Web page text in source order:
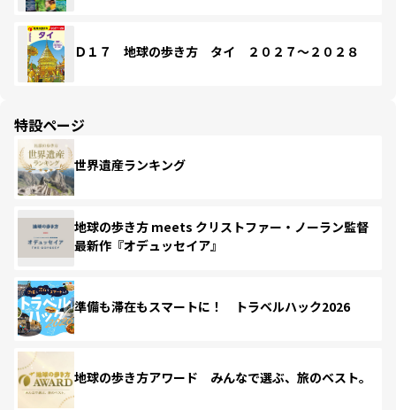
Ｄ１７ 地球の歩き方 タイ ２０２７～２０２８
特設ページ
世界遺産ランキング
地球の歩き方 meets クリストファー・ノーラン監督
最新作『オデュッセイア』
準備も滞在もスマートに！ トラベルハック2026
地球の歩き方アワード みんなで選ぶ、旅のベスト。